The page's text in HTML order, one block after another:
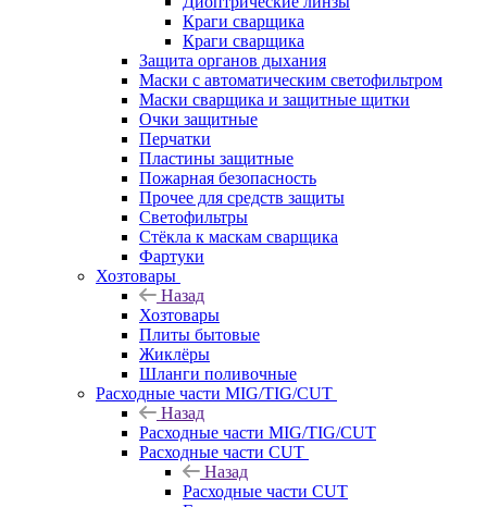
Краги сварщика
Краги сварщика
Защита органов дыхания
Маски с автоматическим светофильтром
Маски сварщика и защитные щитки
Очки защитные
Перчатки
Пластины защитные
Пожарная безопасность
Прочее для средств защиты
Светофильтры
Стёкла к маскам сварщика
Фартуки
Хозтовары
Назад
Хозтовары
Плиты бытовые
Жиклёры
Шланги поливочные
Расходные части MIG/TIG/CUT
Назад
Расходные части MIG/TIG/CUT
Расходные части CUT
Назад
Расходные части CUT